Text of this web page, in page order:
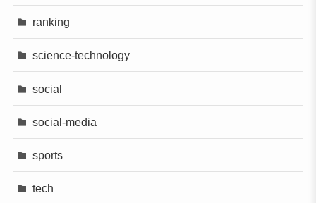
ranking
science-technology
social
social-media
sports
tech